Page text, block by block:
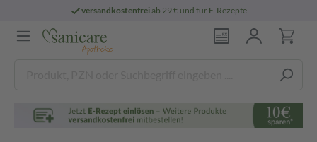
versandkostenfreiab 29 € und für E-Rezepte